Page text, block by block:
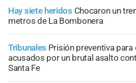
Hay siete heridos Chocaron un
metros de La Bombonera
Tribunales Prisión preventiva
acusados por un brutal asalto
Santa Fe